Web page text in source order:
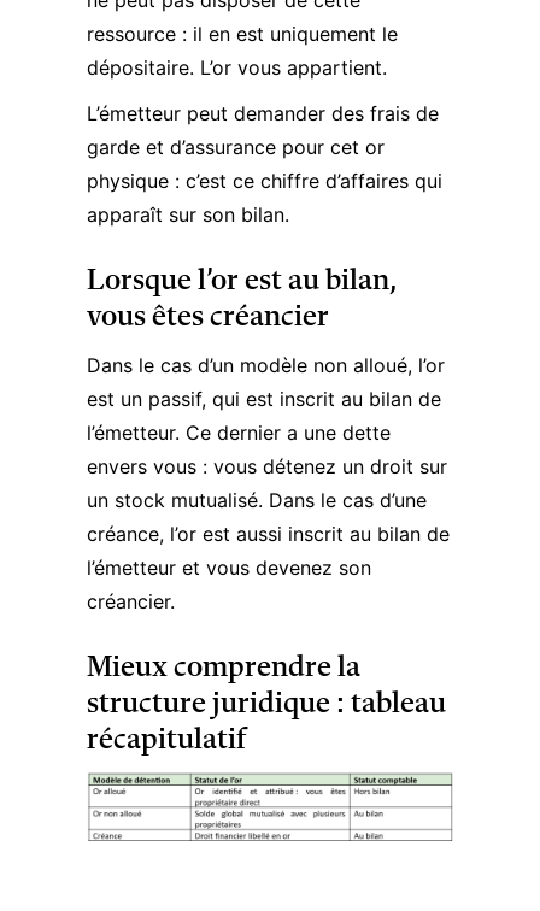
ressource : il en est uniquement le
dépositaire. L’or vous appartient.
L’émetteur peut demander des frais de
garde et d’assurance pour cet or
physique : c’est ce chiffre d’affaires qui
apparaît sur son bilan.
Lorsque l’or est au bilan,
vous êtes créancier
Dans le cas d’un modèle non alloué, l’or
est un passif, qui est inscrit au bilan de
l’émetteur. Ce dernier a une dette
envers vous : vous détenez un droit sur
un stock mutualisé. Dans le cas d’une
créance, l’or est aussi inscrit au bilan de
l’émetteur et vous devenez son
créancier.
Mieux comprendre la
structure juridique : tableau
récapitulatif